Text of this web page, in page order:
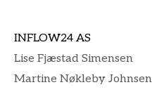
INFLOW24 AS
Lise Fjæstad Simensen
Martine Nøkleby Johnsen